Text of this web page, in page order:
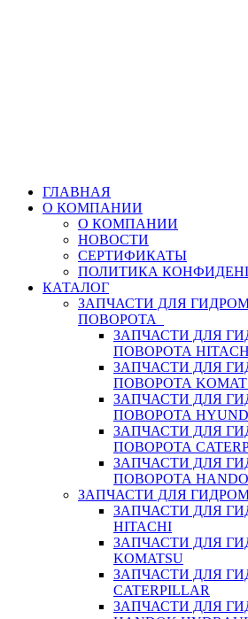
ГЛАВНАЯ
О КОМПАНИИ
О КОМПАНИИ
НОВОСТИ
СЕРТИФИКАТЫ
ПОЛИТИКА
КАТАЛОГ
ЗАПЧАСТИ ДЛЯ
ПОВОРОТА
ЗАПЧАСТИ ДЛЯ
ПОВОРОТА
ЗАПЧАСТИ ДЛЯ
ПОВОРОТА
ЗАПЧАСТИ ДЛЯ
ПОВОРОТА
ЗАПЧАСТИ ДЛЯ
ПОВОРОТА
ЗАПЧАСТИ ДЛЯ
ПОВОРОТА
ЗАПЧАСТИ ДЛЯ
ЗАПЧАСТИ ДЛЯ
HITACHI
ЗАПЧАСТИ ДЛЯ
KOMATSU
ЗАПЧАСТИ ДЛЯ
CATERPILLAR
ЗАПЧАСТИ ДЛЯ